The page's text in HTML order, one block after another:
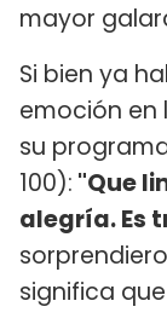
mayor
Si bien ya
emoción en
su
100): "Que
alegría. Es
significa